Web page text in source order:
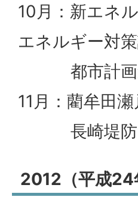
10月：新エネ
エネルギー対
都市計画道
11月：藺牟田
長崎堤防（
2012（平成24